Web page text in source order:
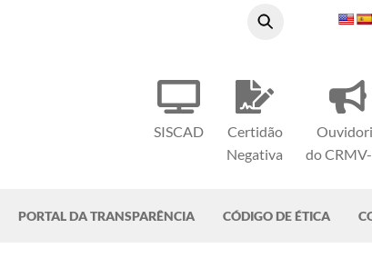
SISCAD
Certidão
Negativa
do
PORTAL DA TRANSPARÊNCIA CÓDIGO DE ÉTICA